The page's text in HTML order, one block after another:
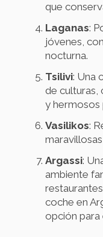
que
Laganas:
jóvenes,
nocturna.
Tsilivi: Una
de culturas,
y hermosos
Vasilikos:
Argassi:
ambiente
coche en
opción para